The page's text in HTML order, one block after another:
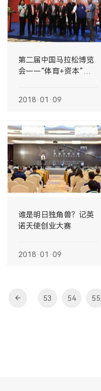
第二届中国马拉松博览
会——“体育+资本”主
2018·01·09
谁是明日独角兽？记英
诺天使创业大赛
2018·01·09
53 54 55